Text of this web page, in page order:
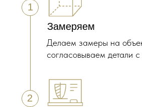
1
Делаем замеры на
согласовываем детали
Замеряем
2